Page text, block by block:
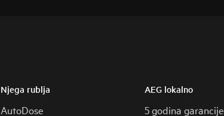
Njega rublja
AutoDose
AEG lokalno
5 godina garancije